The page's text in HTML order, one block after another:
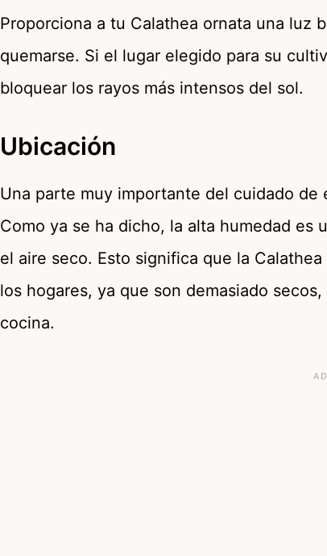
Proporciona a tu Calathea ornata una luz
quemarse. Si el lugar elegido para su
bloquear los rayos más intensos del sol.
Ubicación
Una parte muy importante del cuidado de
Como ya se ha dicho, la alta humedad es
el aire seco. Esto significa que la
los hogares, ya que son demasiado
cocina.